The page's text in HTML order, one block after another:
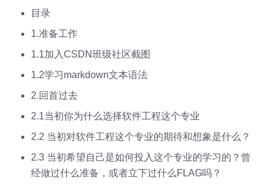
目录
1.准备工作
1.1加入CSDN班级社区截图
1.2学习markdown文本语法
2.回首过去
2.1当初你为什么选择软件工程这个专业
2.2 当初对软件工程这个专业的期待和想象是什么？
2.3 当初希望自己是如何投入这个专业的学习的？曾
经做过什么准备，或者立下过什么FLAG吗？